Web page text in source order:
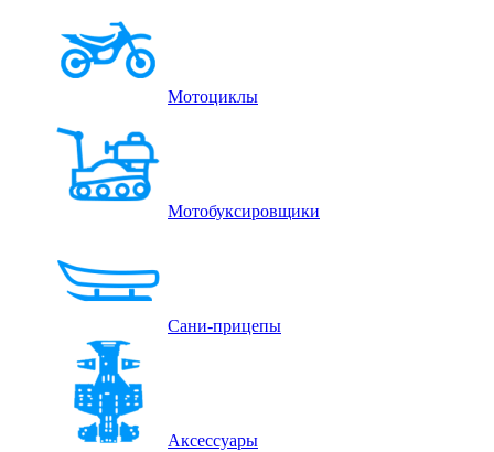
Мотоциклы
Мотобуксировщики
Сани-прицепы
Аксессуары